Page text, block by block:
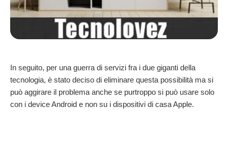
In seguito, per una guerra di servizi fra i due giganti della
tecnologia, è stato deciso di eliminare questa possibilità ma si
può aggirare il problema anche se purtroppo si può usare solo
con i device Android e non su i dispositivi di casa Apple.